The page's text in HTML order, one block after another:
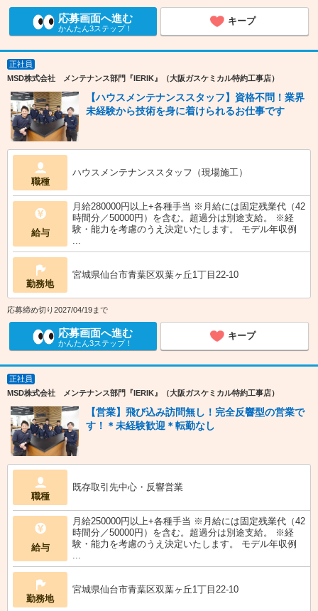
応募画面へ進む
かんたん3ステップ！
キープ
正社員
MSD株式会社 メンテナンス部門『IERIK』（大阪ガスケミカル特約工事店）
【ハウスメンテナンススタッフ】資格不問！業界
未経験から技術を身に着けられるお仕事です
職種
ハウスメンテナンススタッフ（現場施工）
給与
月給280000円以上+各種手当 ※月給には固定残業代（42
時間分／50000円）を含む。超過分は別途支給。 ※経
験・能力を考慮のうえ決定いたします。 モデル年収例
...
勤務地
宮城県仙台市青葉区双葉ヶ丘1丁目22-10
応募締め切り2027/04/19まで
応募画面へ進む
かんたん3ステップ！
キープ
正社員
MSD株式会社 メンテナンス部門『IERIK』（大阪ガスケミカル特約工事店）
【営業】飛び込み訪問無し！完全反響型の営業で
す！＊未経験歓迎＊転勤なし
職種
既存取引先中心・反響営業
給与
月給250000円以上+各種手当 ※月給には固定残業代（42
時間分／50000円）を含む。超過分は別途支給。 ※経
験・能力を考慮のうえ決定いたします。 モデル年収例
...
勤務地
宮城県仙台市青葉区双葉ヶ丘1丁目22-10